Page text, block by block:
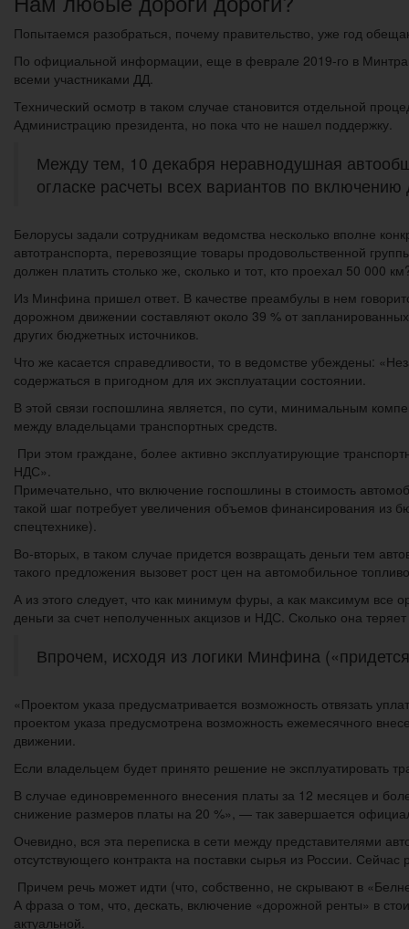
Попытаемся разобраться, почему правительство, уже год
По официальной информации, еще в феврале 2019-го в
всеми участниками ДД.
Технический осмотр в таком случае становится отдельной
Администрацию президента, но пока что не нашел поддержку.
Между тем, 10 декабря неравнодушная
огласке расчеты всех вариантов по
Белорусы задали сотрудникам ведомства несколько вполне
автотранспорта, перевозящие товары продовольственной
должен платить столько же, сколько и тот, кто проехал 50 000
Из Минфина пришел ответ. В качестве преамбулы в нем
дорожном движении составляют около 39 % от
других бюджетных источников.
Что же касается справедливости, то в ведомстве убеждены:
содержаться в пригодном для их эксплуатации состоянии.
В этой связи госпошлина является, по сути, минимальным
между владельцами транспортных средств.
При этом граждане, более активно эксплуатирующие
НДС».
Примечательно, что включение госпошлины в стоимость
такой шаг потребует увеличения объемов финансирования из
спецтехнике).
Во-вторых, в таком случае придется возвращать деньги тем
такого предложения вызовет рост цен на автомобильное
А из этого следует, что как минимум фуры, а как максимум все
деньги за счет неполученных акцизов и НДС. Сколько она
Впрочем, исходя из логики Минфина
«Проектом указа предусматривается возможность отвязать
проектом указа предусмотрена возможность ежемесячного
движении.
Если владельцем будет принято решение не эксплуатировать
В случае единовременного внесения платы за 12 месяцев и
снижение размеров платы на 20 %», — так завершается
Очевидно, вся эта переписка в сети между представителями
отсутствующего контракта на поставки сырья из России.
Причем речь может идти (что, собственно, не скрывают в
А фраза о том, что, дескать, включение «дорожной ренты» в
актуальной.